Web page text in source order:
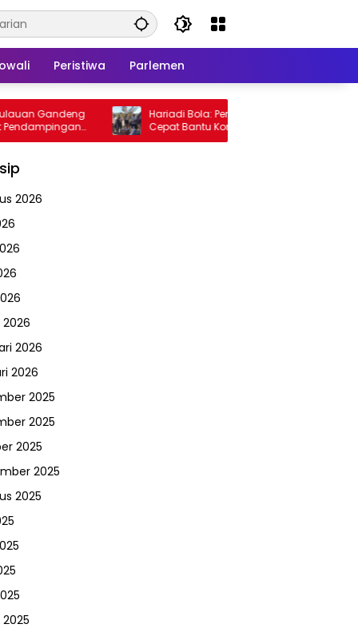
Peristiwa Parlemen
Hariadi Bola: Pemkab Banggai Bergerak
Cepat Bantu Korban Kebakaran di Pulo
Dalagan
2026
2026
2026
2025
2025
2025
2025
2025